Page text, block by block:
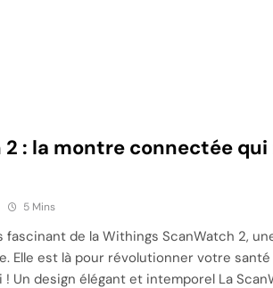
: la montre connectée
5 Mins
fascinant de la Withings ScanWatch 2,
Elle est là pour révolutionner votre
Un design élégant et intemporel La